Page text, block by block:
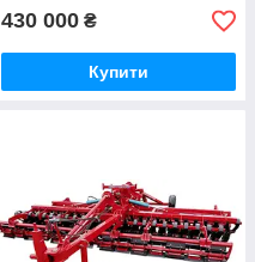
430 000 ₴
Купити